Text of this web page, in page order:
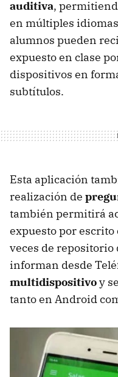
auditiva,
en múltiples
alumnos pueden
expuesto en clase
dispositivos en
subtítulos.
Esta aplicación
realización de
también permitirá
expuesto por escrito
veces de repositorio
informan desde
multidispositivoy
tanto en Android